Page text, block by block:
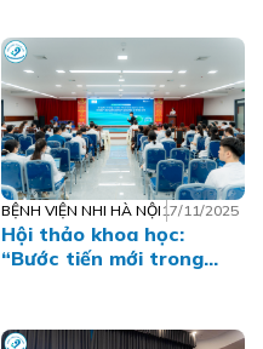
BỆNH VIỆN NHI HÀ NỘI 17/11/2025
Hội thảo khoa học:
“Bước tiến mới trong
tại Bệnh viện Nhi Hà Nội